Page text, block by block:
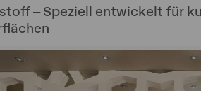
– Speziell entwickelt für